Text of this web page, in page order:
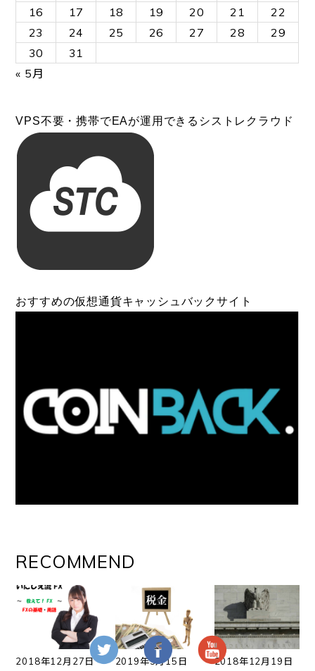
16
17 18 19 20 21
22
23
24 25 26 27 28
29
30
31
« 5月
VPS不要・携帯でEAが運用できるシストレクラウド
おすすめの仮想通貨キャッシュバックサイト
RECOMMEND
2018年12月27日 2019年3月15日 2018年12月19日